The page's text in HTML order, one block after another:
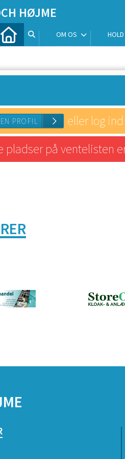
HØJME
OM OS HOLD
eller log ind
pladser på ventelisten